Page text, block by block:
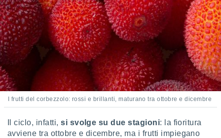
e
quali la
su
web,
e
di
dati
al quale
I frutti del corbezzolo: rossi e brillanti, maturano tra ottobre e dicembre
Il ciclo, infatti,si svolge su due stagioni: la fioritura
avviene tra ottobre e dicembre, ma i frutti impiegano